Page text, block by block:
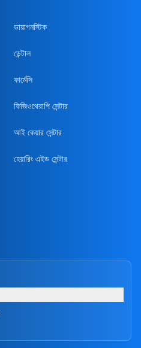
ডায়াগনস্টিক
ডেন্টাল
ফার্মেসি
ফিজিওথেরাপি সেন্টার
আই কেয়ার সেন্টার
হেয়ারিং এইড সেন্টার